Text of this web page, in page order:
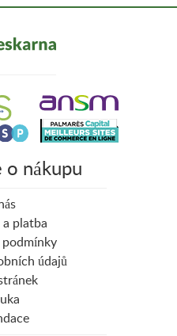
o nákupu
a platba
údajů